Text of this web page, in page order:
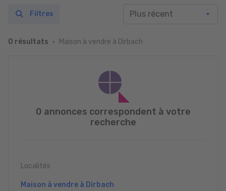
0 résultats Maison à vendre à Dirbach
Filtres
0 annonces correspondent à votre
recherche
Localités
Maison à vendre à Dirbach